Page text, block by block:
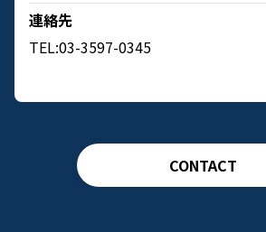
連絡先
TEL:03-3597-0345
CONTACT